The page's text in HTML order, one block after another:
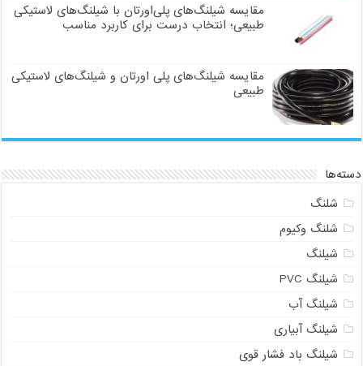
مقایسه شیلنگ‌های پلی‌اورتان با شیلنگ‌های لاستیکی
طبیعی؛ انتخاب درست برای کاربرد مناسب
مقایسه شیلنگ‌های پلی اورتان و شیلنگ‌های لاستیکی
طبیعی
دسته‌ها
شلنگ
شلنگ وکیوم
شیلنگ
شیلنگ PVC
شیلنگ آب
شیلنگ آبیاری
شیلنگ باد فشار قوی